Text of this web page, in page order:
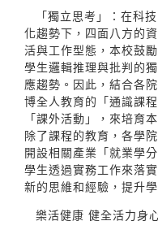
「獨立思考」：在科
化趨勢下，四面八方的
活與工作型態，本校鼓
學生邏輯推理與批判的
應趨勢。因此，結合各
博全人教育的「通識課
「課外活動」，來培育
除了課程的教育，各學
開設相關產業「就業學
學生透過實務工作來落
新的思維和經驗，提升
樂活健康 健全活力身